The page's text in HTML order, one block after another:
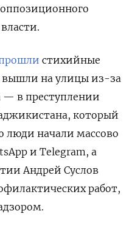
стихийные
вышли на улицы из-за
— в преступлении
который
люди начали массово
и Telegram, а
Андрей Суслов
работ,